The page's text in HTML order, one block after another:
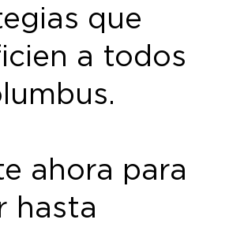
que
a todos
ahora para
hasta